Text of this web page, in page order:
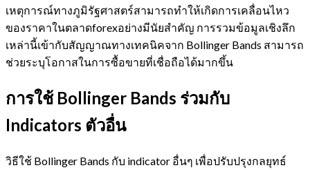
เหตุการณ์ทางภูมิรัฐศาสตร์สามารถทำให้เกิดการเคลื่อนไหว
ของราคาในตลาดforexอย่างมีนัยสำคัญ การรวมข้อมูลเชิงลึก
เหล่านี้เข้ากับสัญญาณทางเทคนิคจาก Bollinger Bands สามารถ
ช่วยระบุโอกาสในการซื้อขายที่เชื่อถือได้มากขึ้น
การใช้ Bollinger Bands ร่วมกับ
Indicators ตัวอื่น
วิธีใช้ Bollinger Bands กับ indicator อื่นๆ เพื่อปรับปรุงกลยุทธ์